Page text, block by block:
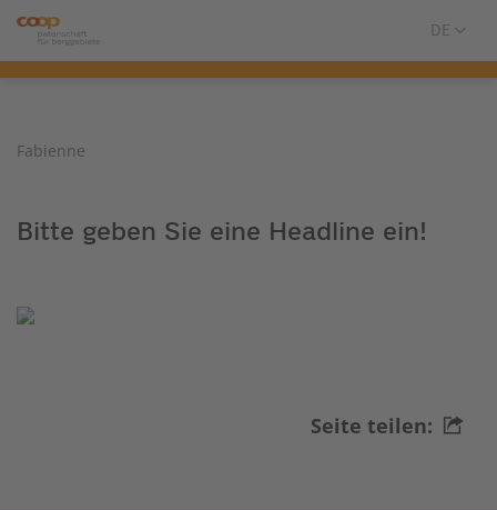
Fabienne
Bitte geben Sie eine Headline ein!
Seite teilen: